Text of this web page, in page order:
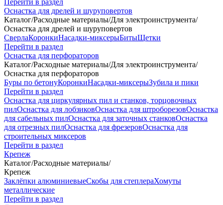
Перейти в раздел
Оснастка для дрелей и шуруповертов
Каталог/Расходные материалы/Для электроинструмента/
Оснастка для дрелей и шуруповертов
СверлаКоронкиНасадки-миксерыБитыЩетки
Перейти в раздел
Оснастка для перфораторов
Каталог/Расходные материалы/Для электроинструмента/
Оснастка для перфораторов
Буры по бетонуКоронкиНасадки-миксерыЗубила и пики
Перейти в раздел
Оснастка для циркулярных пил и станков, торцовочных
пилОснастка для лобзиковОснастка для штроборезовОснастка
для сабельных пилОснастка для заточных станковОснастка
для отрезных пилОснастка для фрезеровОснастка для
строительных миксеров
Перейти в раздел
Крепеж
Каталог/Расходные материалы/
Крепеж
Заклёпки алюминиевыеСкобы для степлераХомуты
металлические
Перейти в раздел